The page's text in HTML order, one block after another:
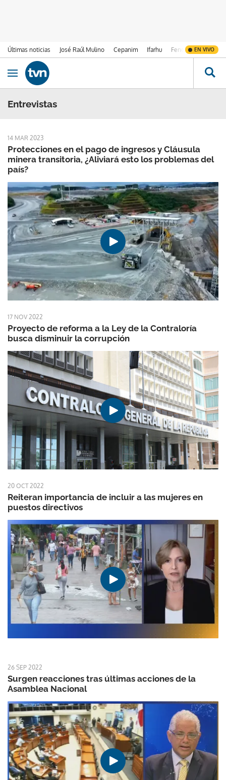
Últimas noticias José Raúl Mulino Cepanim Ifarhu Fenómeno de El
EN VIVO
Ir al contenido
Obrir navegació
Entrevistas
14 MAR 2023
Protecciones en el pago de ingresos y Cláusula
minera transitoria, ¿Aliviará esto los problemas del
país?
17 NOV 2022
Proyecto de reforma a la Ley de la Contraloría
busca disminuir la corrupción
20 OCT 2022
Reiteran importancia de incluir a las mujeres en
puestos directivos
26 SEP 2022
Surgen reacciones tras últimas acciones de la
Asamblea Nacional